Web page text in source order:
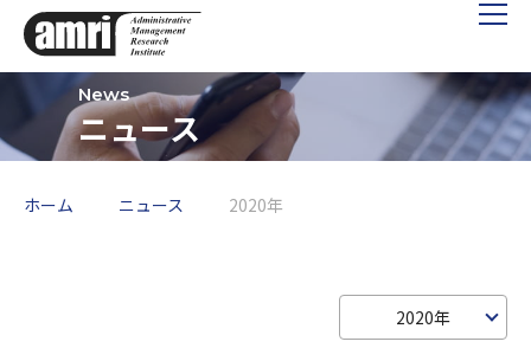
ニュース
ホーム ニュース 2020年
2020年